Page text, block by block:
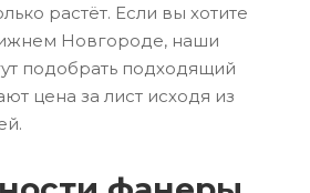
растёт. Если вы хотите
Новгороде, наши
подобрать подходящий
цена за лист исходя из